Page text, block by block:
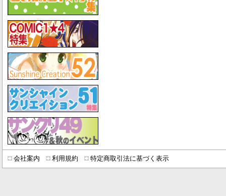
会社案内 利用規約 特定商取引法に基づく表示